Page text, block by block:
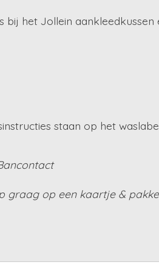
bij het Jollein
staan op het
graag op een kaartje &